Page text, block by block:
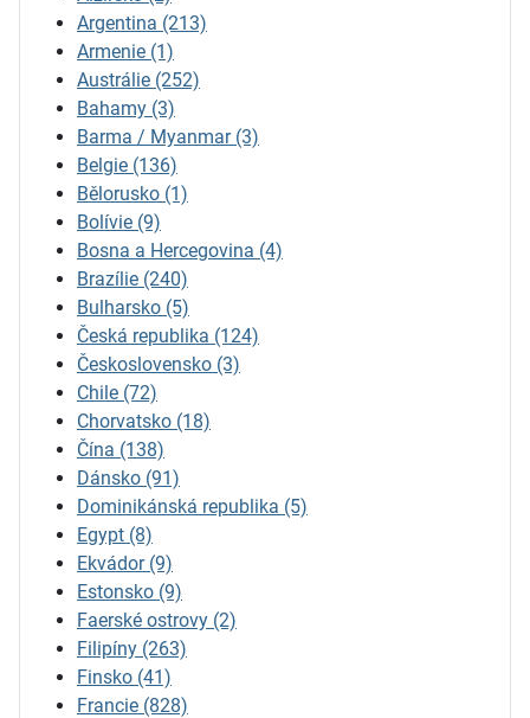
Argentina (213)
Armenie (1)
Austrálie (252)
Bahamy (3)
Barma / Myanmar (3)
Belgie (136)
Bělorusko (1)
Bolívie (9)
Bosna a Hercegovina (4)
Brazílie (240)
Bulharsko (5)
Česká republika (124)
Československo (3)
Chile (72)
Chorvatsko (18)
Čína (138)
Dánsko (91)
Dominikánská republika (5)
Egypt (8)
Ekvádor (9)
Estonsko (9)
Faerské ostrovy (2)
Filipíny (263)
Finsko (41)
Francie (828)